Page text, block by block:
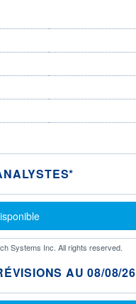
Systems Inc. All rights reserved.
AU 08/08/26